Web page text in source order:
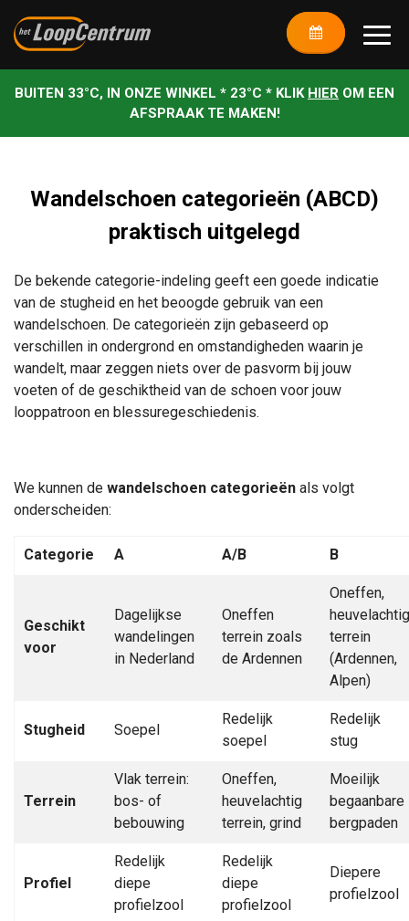
BUITEN 33°C, IN ONZE WINKEL * 23°C * KLIK HIER OM EEN
AFSPRAAK TE MAKEN!
Wandelschoen categorieën (ABCD)
praktisch uitgelegd
De bekende categorie-indeling geeft een goede indicatie
van de stugheid en het beoogde gebruik van een
wandelschoen. De categorieën zijn gebaseerd op
verschillen in ondergrond en omstandigheden waarin je
wandelt, maar zeggen niets over de pasvorm bij jouw
voeten of de geschiktheid van de schoen voor jouw
looppatroon en blessuregeschiedenis.
We kunnen de wandelschoen categorieën als volgt
onderscheiden:
Categorie A A/B B
Geschikt
voor
Dagelijkse
wandelingen
in Nederland
Oneffen
terrein zoals
de Ardennen
Oneffen,
heuvelachtig
terrein
(Ardennen,
Alpen)
Stugheid Soepel
Redelijk
soepel
Redelijk
stug
Terrein
Vlak terrein:
bos- of
bebouwing
Oneffen,
heuvelachtig
terrein, grind
Moeilijk
begaanbare
bergpaden
Profiel
Redelijk
diepe
profielzool
Redelijk
diepe
profielzool
Diepere
profielzool